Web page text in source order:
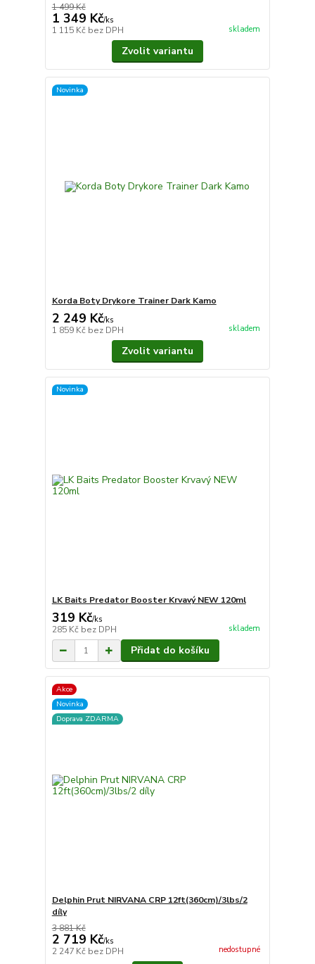
1 499 Kč
1 349 Kč/ks
1 115 Kč bez DPH skladem
Zvolit variantu
Novinka
Korda Boty Drykore Trainer Dark Kamo
2 249 Kč/ks
1 859 Kč bez DPH skladem
Zvolit variantu
Novinka
LK Baits Predator Booster Krvavý NEW 120ml
319 Kč/ks
285 Kč bez DPH skladem
Přidat do košíku
Akce
Novinka
Doprava ZDARMA
Delphin Prut NIRVANA CRP 12ft(360cm)/3lbs/2
díly
3 881 Kč
2 719 Kč/ks
2 247 Kč bez DPH nedostupné